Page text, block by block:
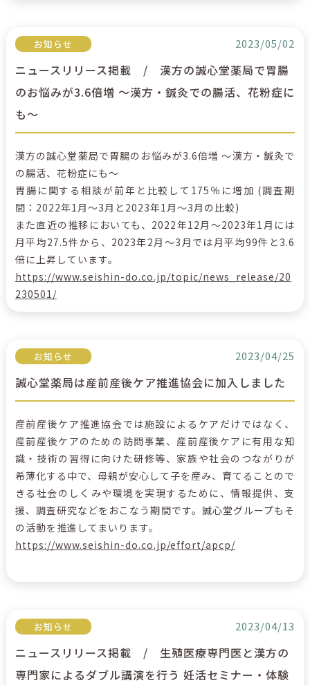
お知らせ 2023/05/02
ニュースリリース掲載 / 漢方の誠心堂薬局で胃腸
のお悩みが3.6倍増 ～漢方・鍼灸での腸活、花粉症に
も～
漢方の誠心堂薬局で胃腸のお悩みが3.6倍増 ～漢方・鍼灸で
の腸活、花粉症にも～
胃腸に関する相談が前年と比較して175％に増加 (調査期
間：2022年1月～3月と2023年1月～3月の比較)
また直近の推移においても、2022年12月～2023年1月には
月平均27.5件から、2023年2月～3月では月平均99件と3.6
倍に上昇しています。
https://www.seishin-do.co.jp/topic/news_release/20
230501/
お知らせ 2023/04/25
誠心堂薬局は産前産後ケア推進協会に加入しました
産前産後ケア推進協会では施設によるケアだけではなく、
産前産後ケアのための訪問事業、産前産後ケアに有用な知
識・技術の習得に向けた研修等、家族や社会のつながりが
希薄化する中で、母親が安心して子を産み、育てることので
きる社会のしくみや環境を実現するために、情報提供、支
援、調査研究などをおこなう期間です。誠心堂グループもそ
の活動を推進してまいります。
https://www.seishin-do.co.jp/effort/apcp/
お知らせ 2023/04/13
ニュースリリース掲載 / 生殖医療専門医と漢方の
専門家によるダブル講演を行う 妊活セミナー・体験